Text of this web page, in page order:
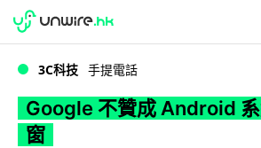
Google 不贊成 Android
WWDC 2026
3C科技 手提電話
Google 不贊成 Android
窗